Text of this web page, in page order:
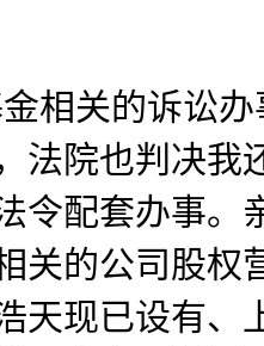
相关的诉讼办
法院也判决我
配套办事。
关的公司股权
天现已设有、